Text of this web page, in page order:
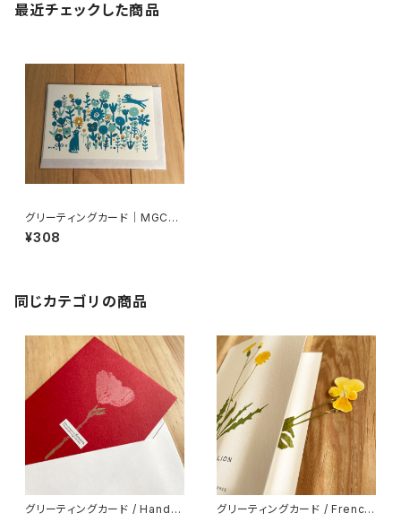
最近チェックした商品
グリーティングカード｜MGC-0
2
¥308
同じカテゴリの商品
グリーティングカード / Hand P
グリーティングカード / French